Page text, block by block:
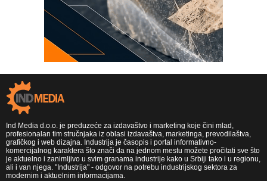
Ind Media d.o.o. je preduzeće za izdavaštvo i marketing koje čini mlad,
profesionalan tim stručnjaka iz oblasi izdavaštva, marketinga, prevodilaštva,
grafičkog i web dizajna. Industrija je časopis i portal informativno-
komercijalnog karaktera što znači da na jednom mestu možete pročitati sve što
je aktuelno i zanimljivo u svim granama industrije kako u Srbiji tako i u regionu,
ali i van njega. "Industrija" - odgovor na potrebu industrijskog sektora za
modernim i aktuelnim informacijama.